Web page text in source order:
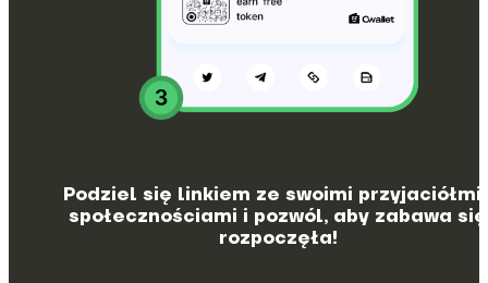
Podziel się linkiem ze swoimi przyjaciółmi
społecznościami i pozwól, aby zabawa się
rozpoczęła!